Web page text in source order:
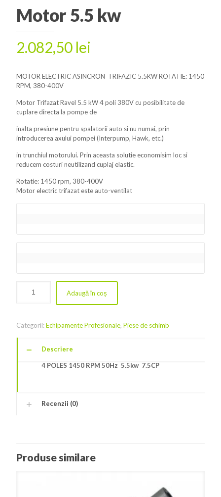
Motor 5.5 kw
2.082,50 lei
MOTOR ELECTRIC ASINCRON TRIFAZIC 5.5KW ROTATIE: 1450
RPM, 380-400V
Motor Trifazat Ravel 5.5 kW 4 poli 380V cu posibilitate de
cuplare directa la pompe de
inalta presiune pentru spalatorii auto si nu numai, prin
introducerea axului pompei (Interpump, Hawk, etc.)
in trunchiul motorului. Prin aceasta solutie economisim loc si
reducem costuri neutilizand cuplaj elastic.
Rotatie: 1450 rpm, 380-400V
Motor electric trifazat este auto-ventilat
Adaugă în coș
Categorii:Echipamente Profesionale, Piese de schimb
Descriere
4 POLES 1450 RPM 50Hz 5.5kw 7.5CP
Recenzii (0)
Produse similare